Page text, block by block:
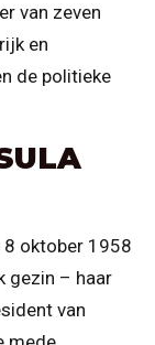
van zeven
en
de politieke
8 oktober 1958
gezin – haar
van